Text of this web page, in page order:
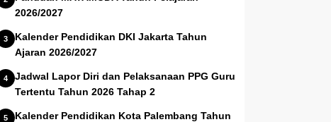
2026/2027
Kalender Pendidikan DKI Jakarta Tahun
Ajaran 2026/2027
Jadwal Lapor Diri dan Pelaksanaan PPG Guru
Tertentu Tahun 2026 Tahap 2
Kalender Pendidikan Kota Palembang Tahun